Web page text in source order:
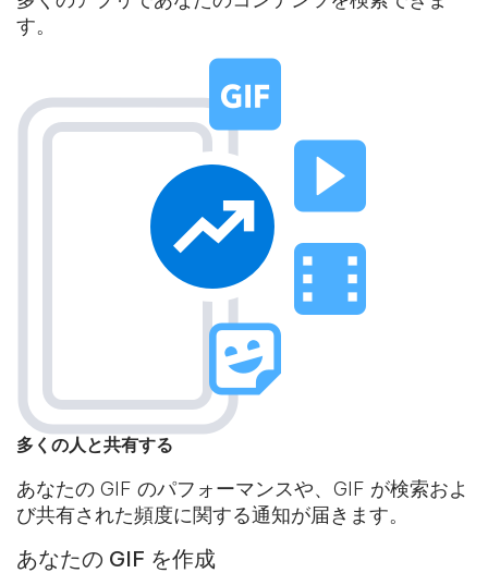
す。
多くの人と共有する
あなたの GIF のパフォーマンスや、GIF が検索およ
び共有された頻度に関する通知が届きます。
あなたの GIF を作成